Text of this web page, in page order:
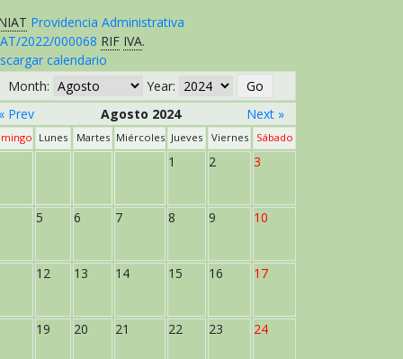
Providencia Administrativa
2022/000068 RIF IVA.
calendario
Month:
Year:
« Prev
Agosto 2024 Next »
Lunes Martes Miércoles Jueves Viernes Sábado
1 2 3
5 6 7 8 9 10
12 13 14 15 16 17
19 20 21 22 23 24